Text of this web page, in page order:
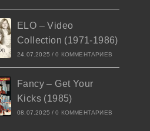
ELO – Video
Collection (1971-1986)
24.07.2025 / 0 КОММЕНТАРИЕВ
Fancy – Get Your
Kicks (1985)
08.07.2025 / 0 КОММЕНТАРИЕВ